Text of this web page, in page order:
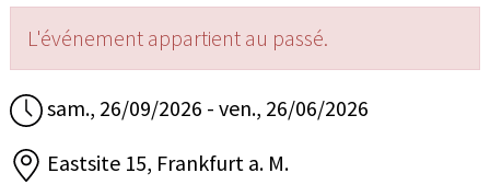
L'événement appartient au passé.
sam., 26/09/2026 - ven., 26/06/2026
Eastsite 15, Frankfurt a. M.